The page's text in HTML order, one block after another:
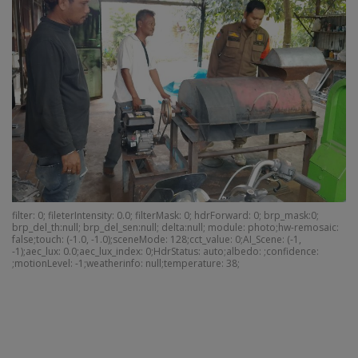
filter: 0; fileterIntensity: 0.0; filterMask: 0; hdrForward: 0; brp_mask:0;
brp_del_th:null; brp_del_sen:null; delta:null; module: photo;hw-remosaic:
false;touch: (-1.0, -1.0);sceneMode: 128;cct_value: 0;AI_Scene: (-1,
-1);aec_lux: 0.0;aec_lux_index: 0;HdrStatus: auto;albedo: ;confidence:
;motionLevel: -1;weatherinfo: null;temperature: 38;